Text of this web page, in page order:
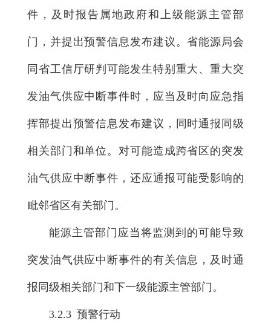
件，及时报告属地政府和上级能源主管部
门，并提出预警信息发布建议。省能源局会
同省工信厅研判可能发生特别重大、重大突
发油气供应中断事件时，应当及时向应急指
挥部提出预警信息发布建议，同时通报同级
相关部门和单位。对可能造成跨省区的突发
油气供应中断事件，还应通报可能受影响的
毗邻省区有关部门。
能源主管部门应当将监测到的可能导致
突发油气供应中断事件的有关信息，及时通
报同级相关部门和下一级能源主管部门。
3.2.3 预警行动